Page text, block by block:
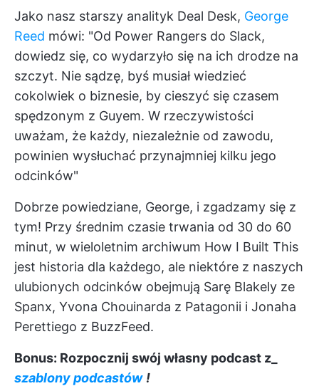
Jako nasz starszy analityk Deal Desk, George
Reed mówi: "Od Power Rangers do Slack,
dowiedz się, co wydarzyło się na ich drodze na
szczyt. Nie sądzę, byś musiał wiedzieć
cokolwiek o biznesie, by cieszyć się czasem
spędzonym z Guyem. W rzeczywistości
uważam, że każdy, niezależnie od zawodu,
powinien wysłuchać przynajmniej kilku jego
odcinków"
Dobrze powiedziane, George, i zgadzamy się z
tym! Przy średnim czasie trwania od 30 do 60
minut, w wieloletnim archiwum How I Built This
jest historia dla każdego, ale niektóre z naszych
ulubionych odcinków obejmują Sarę Blakely ze
Spanx, Yvona Chouinarda z Patagonii i Jonaha
Perettiego z BuzzFeed.
Bonus: Rozpocznij swój własny podcast z_
szablony podcastów !